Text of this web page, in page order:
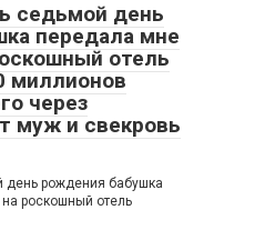
седьмой день
передала мне
отель
миллионов
через
муж и свекровь
день рождения бабушка
роскошный отель